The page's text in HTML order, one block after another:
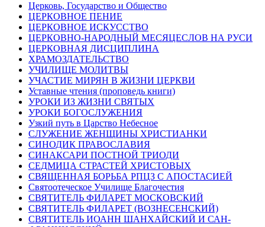
Церковь, Государство и Общество
ЦЕРКОВНОЕ ПЕНИЕ
ЦЕРКОВНОЕ ИСКУССТВО
ЦЕРКОВНО-НАРОДНЫЙ МЕСЯЦЕСЛОВ НА РУСИ
ЦЕРКОВНАЯ ДИСЦИПЛИНА
ХРАМОЗДАТЕЛЬСТВО
УЧИЛИЩЕ МОЛИТВЫ
УЧАСТИЕ МИРЯН В ЖИЗНИ ЦЕРКВИ
Уставные чтения (проповедь книги)
УРОКИ ИЗ ЖИЗНИ СВЯТЫХ
УРОКИ БОГОСЛУЖЕНИЯ
Узкий путь в Царство Небесное
СЛУЖЕНИЕ ЖЕНЩИНЫ ХРИСТИАНКИ
СИНОДИК ПРАВОСЛАВИЯ
СИНАКСАРИ ПОСТНОЙ ТРИОДИ
СЕДМИЦА СТРАСТЕЙ ХРИСТОВЫХ
СВЯЩЕННАЯ БОРЬБА РПЦЗ С АПОСТАСИЕЙ
Святоотеческое Училище Благочестия
СВЯТИТЕЛЬ ФИЛАРЕТ МОСКОВСКИЙ
СВЯТИТЕЛЬ ФИЛАРЕТ (ВОЗНЕСЕНСКИЙ)
СВЯТИТЕЛЬ ИОАНН ШАНХАЙСКИЙ И САН-